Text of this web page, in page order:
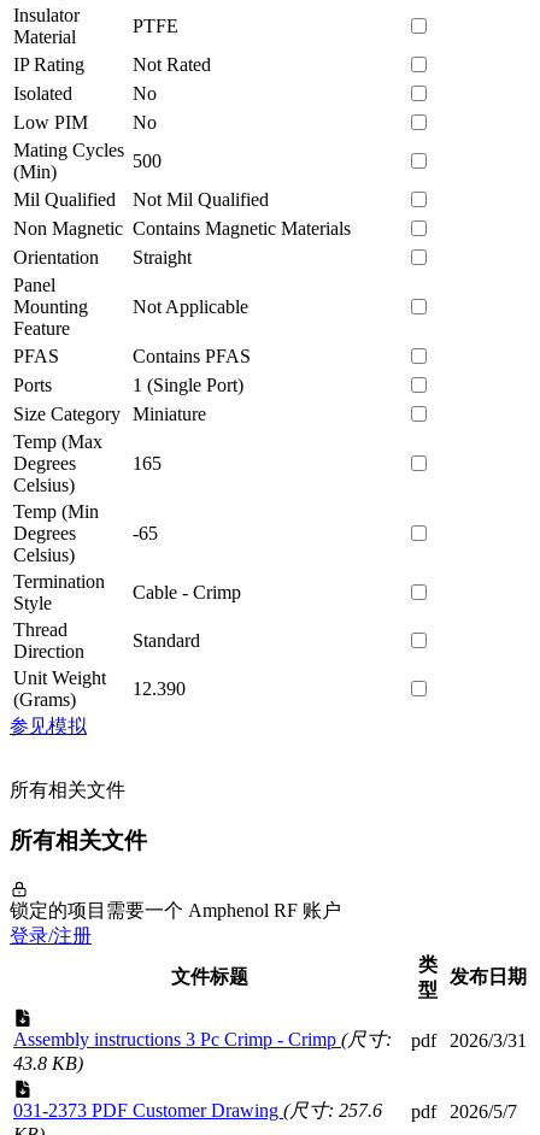
Insulator
Material
PTFE
IP Rating
Not Rated
Isolated
No
Low PIM
No
Mating Cycles
(Min)
500
Mil Qualified
Not Mil Qualified
Non Magnetic Contains Magnetic Materials
Orientation
Straight
Panel
Mounting
Feature
Not Applicable
PFAS
Contains PFAS
Ports
1 (Single Port)
Size Category Miniature
Temp (Max
Degrees
Celsius)
165
Temp (Min
Degrees
Celsius)
-65
Termination
Style
Cable - Crimp
Thread
Direction
Standard
Unit Weight
(Grams)
12.390
参见模拟
所有相关文件
所有相关文件
锁定的项目需要一个 Amphenol RF 账户
登录/注册
文件标题
类
型
发布日期
Assembly instructions 3 Pc Crimp - Crimp (尺寸:
43.8 KB)
pdf 2026/3/31
031-2373 PDF Customer Drawing (尺寸: 257.6
pdf 2026/5/7